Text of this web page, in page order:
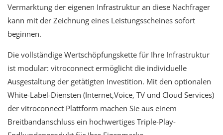
Vermarktung der eigenen Infrastruktur an diese Nachfrager
kann mit der Zeichnung eines Leistungsscheines sofort
beginnen.
Die vollständige Wertschöpfungskette für Ihre Infrastruktur
ist modular: vitroconnect ermöglicht die individuelle
Ausgestaltung der getätigten Investition. Mit den optionalen
White-Label-Diensten (Internet,Voice, TV und Cloud Services)
der vitroconnect Plattform machen Sie aus einem
Breitbandanschluss ein hochwertiges Triple-Play-